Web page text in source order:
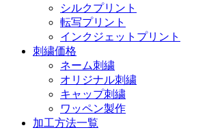
シルクプリント
転写プリント
インクジェットプリント
刺繍価格
ネーム刺繍
オリジナル刺繍
キャップ刺繍
ワッペン製作
加工方法一覧